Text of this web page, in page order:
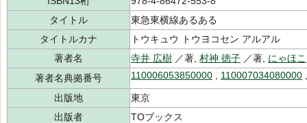
タイトル
東急東横線あるある
タイトルカナ
トウキュウ トウヨコセン アルアル
著者名
寺井 広樹 ／著, 村神 徳子 ／著, にゃほこ
著者名典拠番号
110006053850000 110007034080000
出版地
東京
出版者
TOブックス